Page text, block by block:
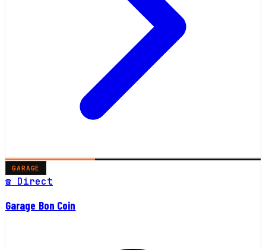
GARAGE
☎ Direct
Garage Bon Coin